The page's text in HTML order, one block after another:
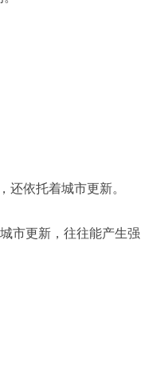
还依托着城市更新。
市更新，往往能产生强